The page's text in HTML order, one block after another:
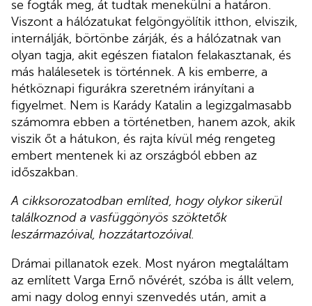
se fogták meg, át tudtak menekülni a határon.
Viszont a hálózatukat felgöngyölítik itthon, elviszik,
internálják, börtönbe zárják, és a hálózatnak van
olyan tagja, akit egészen fiatalon felakasztanak, és
más halálesetek is történnek. A kis emberre, a
hétköznapi figurákra szeretném irányítani a
figyelmet. Nem is Karády Katalin a legizgalmasabb
számomra ebben a történetben, hanem azok, akik
viszik őt a hátukon, és rajta kívül még rengeteg
embert mentenek ki az országból ebben az
időszakban.
A cikksorozatodban említed, hogy olykor sikerül
találkoznod a vasfüggönyös szöktetők
leszármazóival, hozzátartozóival.
Drámai pillanatok ezek. Most nyáron megtaláltam
az említett Varga Ernő nővérét, szóba is állt velem,
ami nagy dolog ennyi szenvedés után, amit a